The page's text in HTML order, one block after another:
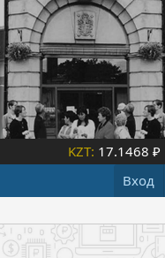
KZT: 17.1468 ₽
Вход